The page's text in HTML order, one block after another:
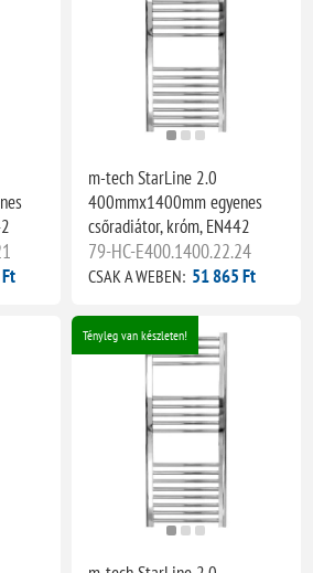
m-tech StarLine 2.0
400mmx1400mm egyenes
csőradiátor, króm, EN442
79-HC-E400.1400.22.24
CSAK A WEBEN: 51 865 Ft
Tényleg van készleten!